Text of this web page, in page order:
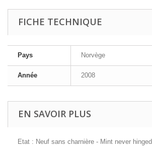
FICHE TECHNIQUE
Pays Norvège
Année 2008
EN SAVOIR PLUS
Etat : Neuf sans charnière - Mint never hinged